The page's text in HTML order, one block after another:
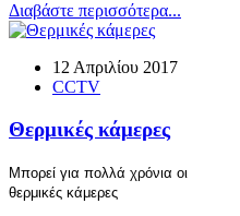
Διαβάστε περισσότερα...
12 Απριλίου 2017
CCTV
Θερμικές κάμερες
Μπορεί για πολλά χρόνια οι
θερμικές κάμερες